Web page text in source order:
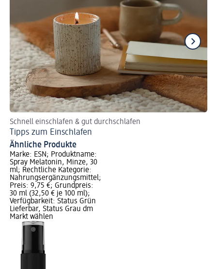
Schnell einschlafen & gut durchschlafen
Tipps zum Einschlafen
Ähnliche Produkte
Marke: ESN; Produktname:
Spray Melatonin, Minze, 30
ml; Rechtliche Kategorie:
Nahrungsergänzungsmittel;
Preis: 9,75 €; Grundpreis:
30 ml (32,50 € je 100 ml);
Verfügbarkeit: Status Grün
Lieferbar, Status Grau dm
Markt wählen